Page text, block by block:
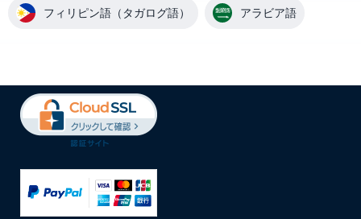
フィリピン語（タガログ語） アラビア語